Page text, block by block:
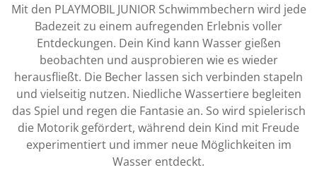
Mit den PLAYMOBIL JUNIOR Schwimmbechern wird jede
Badezeit zu einem aufregenden Erlebnis voller
Entdeckungen. Dein Kind kann Wasser gießen
beobachten und ausprobieren wie es wieder
herausfließt. Die Becher lassen sich verbinden stapeln
und vielseitig nutzen. Niedliche Wassertiere begleiten
das Spiel und regen die Fantasie an. So wird spielerisch
die Motorik gefördert, während dein Kind mit Freude
experimentiert und immer neue Möglichkeiten im
Wasser entdeckt.